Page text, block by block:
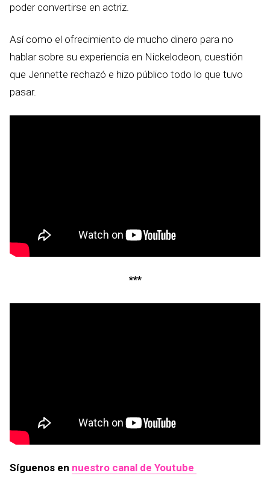
poder convertirse en actriz.
Así como el ofrecimiento de mucho dinero para no
hablar sobre su experiencia en Nickelodeon, cuestión
que Jennette rechazó e hizo público todo lo que tuvo
pasar.
***
Síguenos en nuestro canal de Youtube